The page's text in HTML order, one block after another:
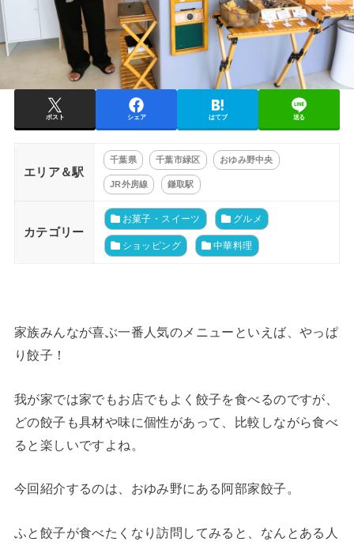
ポスト シェア はてブ 送る
エリア＆駅
千葉県 千葉市緑区 おゆみ野中央
JR外房線 鎌取駅
カテゴリー
お菓子・スイーツ グルメ
ショッピング 中華料理
家族みんなが喜ぶ一番人気のメニューといえば、やっぱ
り餃子！
我が家では家でもお店でもよく餃子を食べるのですが、
どの餃子も具材や味に個性があって、比較しながら食べ
ると楽しいですよね。
今回紹介するのは、おゆみ野にある阿部家餃子。
ふと餃子が食べたくなり訪問してみると、なんとある人